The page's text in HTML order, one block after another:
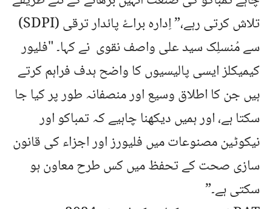
تلاش کرتی رہے،” اِدارہ براۓ پائدار ترقی (SDPI)
سے مُنسلِک سید علی واصف نقوی نے کہا۔ "فلیور
کیمیکلز ایسی پالیسیوں کا واضح ہدف فراہم کرتے
ہیں جن کا اطلاق وسیع اور منصفانہ طور پر کیا جا
سکتا ہے، اور ہمیں دیکھنا چاہیے کہ تمباکو اور
نیکوٹین مصنوعات میں فلیورز اور اجزاء کی قانون
سازی صحت کے تحفظ میں کس طرح معاون ہو
سکتی ہے۔”